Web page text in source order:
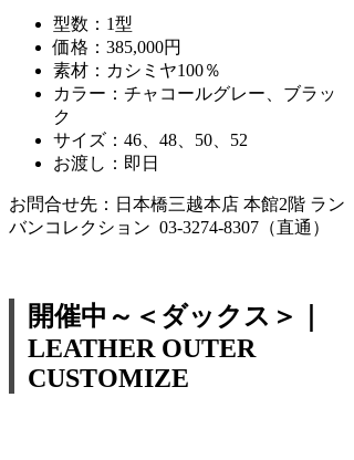
型数：1型
価格：385,000円
素材：カシミヤ100％
カラー：チャコールグレー、ブラッ
ク
サイズ：46、48、50、52
お渡し：即日
お問合せ先：日本橋三越本店 本館2階 ラン
バンコレクション 03-3274-8307（直通）
開催中～＜ダックス＞｜
LEATHER OUTER
CUSTOMIZE